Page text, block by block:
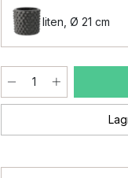
liten, Ø 21 cm